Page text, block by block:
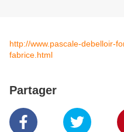
http://www.pascale-debelloir-
fabrice.html
Partager